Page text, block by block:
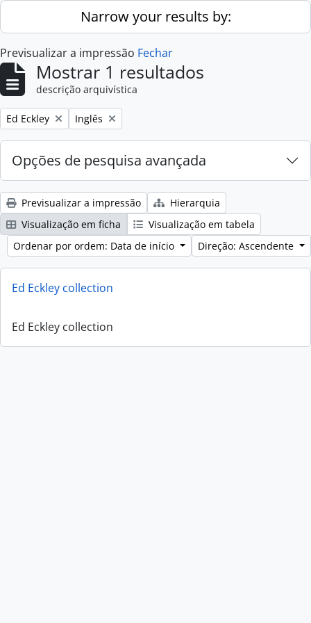
Skip to main contentNarrow your results by:
Previsualizar a impressão Fechar
Mostrar 1 resultados
descrição arquivística
Remove filter:
Ed Eckley Remove filter:
Inglês
Opções de pesquisa avançada
Previsualizar a impressão
Hierarquia
Visualização em ficha
Visualização em tabela
Ordenar por ordem: Data de início
Direção: Ascendente
Ed Eckley collection
Ed Eckley collection